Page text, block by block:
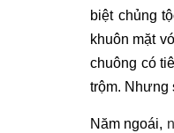
biệt chủng
khuôn mặt
chuông có
trộm. Nhưng
Năm ngoái,